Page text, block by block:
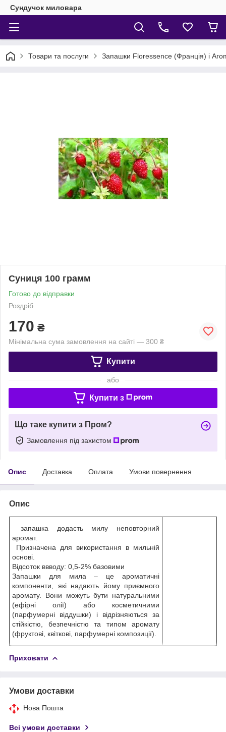
Сундучок миловара
Товари та послуги Запашки Floressence (Франція) і
Суниця 100 грамм
Готово до відправки
Роздріб
170 ₴
Мінімальна сума замовлення на сайті — 300 ₴
Купити
або
Купити з
Що таке купити з Пром?
Замовлення під захистом
Опис Доставка Оплата Умови повернення
Опис
запашка додасть милу неповторний
аромат.
Призначена для використання в мильній
основі.
Відсоток ввводу: 0,5-2% базовими
Запашки для мила – це ароматичні
компоненти, які надають йому приємного
аромату. Вони можуть бути натуральними
(ефірні олії) або косметичними
(парфумерні віддушки) і відрізняються за
стійкістю, безпечністю та типом аромату
(фруктові, квіткові, парфумерні композиції).
Приховати
Умови доставки
Нова Пошта
Всі умови доставки